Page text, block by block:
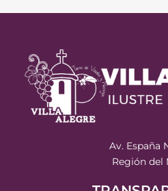
Av. España
Región del